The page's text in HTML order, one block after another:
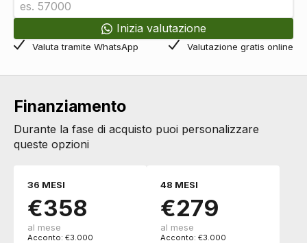
Inizia valutazione
Valuta tramite WhatsApp Valutazione gratis online
Finanziamento
Durante la fase di acquisto puoi personalizzare
queste opzioni
36 MESI
€358
al mese
Acconto: €3.000
48 MESI
€279
al mese
Acconto: €3.000